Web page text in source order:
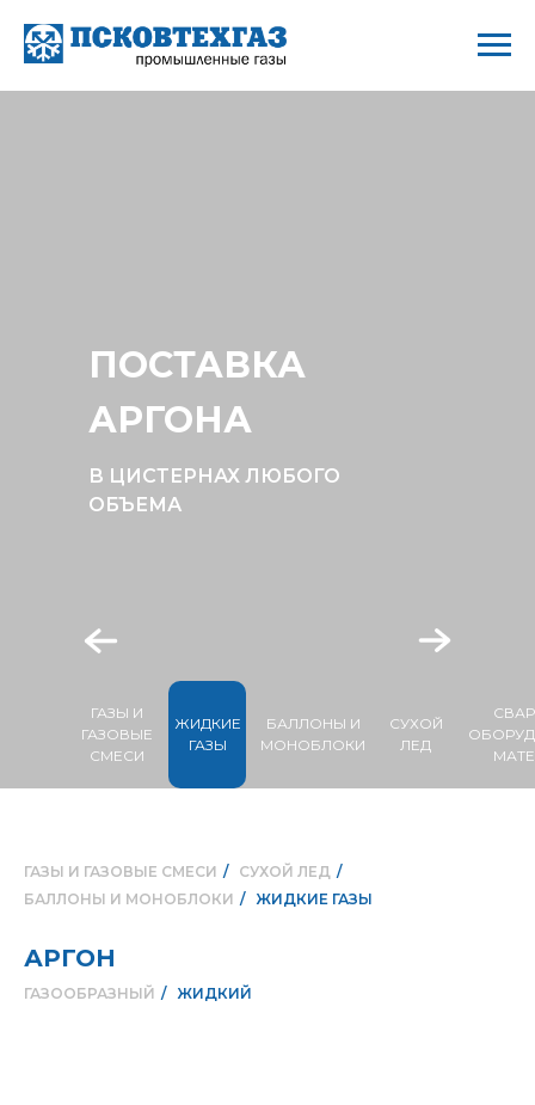
ГАЗЫ И
ГАЗОВЫЕ
СМЕСИ
ЖИДКИЕ
ГАЗЫ
БАЛЛОНЫ И
МОНОБЛОКИ
СУХОЙ
ЛЕД
ПОСТАВКА
АРГОНА
В ЦИСТЕРНАХ ЛЮБОГО
ОБЪЕМА
ГАЗЫ И ГАЗОВЫЕ СМЕСИ / СУХОЙ ЛЕД /
БАЛЛОНЫ И МОНОБЛОКИ / ЖИДКИЕ ГАЗЫ
АРГОН
ГАЗООБРАЗНЫЙ / ЖИДКИЙ